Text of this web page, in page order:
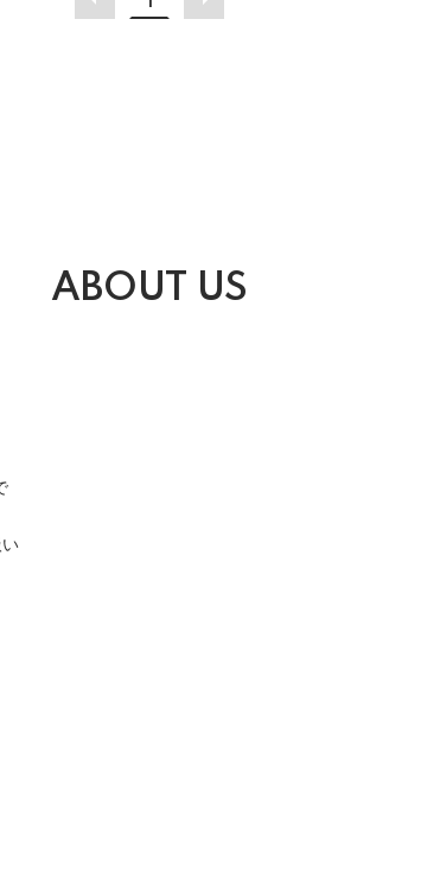
ABOUT US